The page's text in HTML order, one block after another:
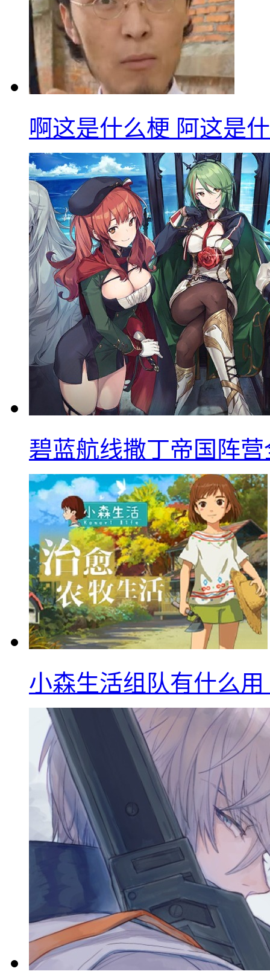
啊这是什么梗 阿这是
碧蓝航线撒丁帝国阵
小森生活组队有什么